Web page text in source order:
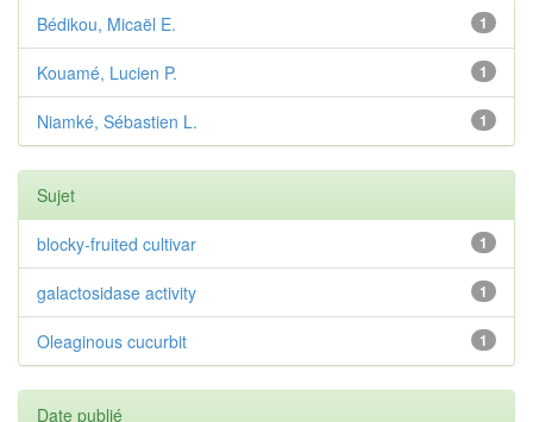
1
Bédikou, Micaël E.
1
Kouamé, Lucien P.
1
Niamké, Sébastien L.
Sujet
1
blocky-fruited cultivar
1
galactosidase activity
1
Oleaginous cucurbit
Date publié